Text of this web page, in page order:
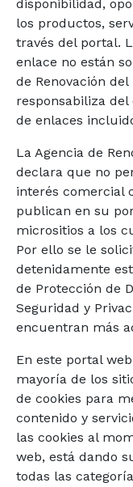
disponibilidad,
los productos,
través del portal.
enlace no están
de Renovación
responsabiliza
de enlaces
La Agencia de
declara que no
interés comercial
publican en su
micrositios a los
Por ello se le
detenidamente
de Protección de
Seguridad y
encuentran más
En este portal
mayoría de los
de cookies para
contenido y
las cookies al
web, está dando
todas las